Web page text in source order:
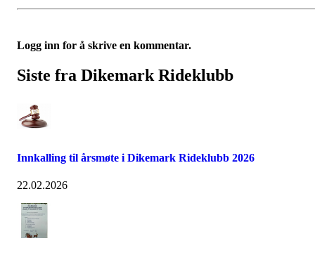
Logg inn for å skrive en kommentar.
Siste fra Dikemark Rideklubb
Innkalling til årsmøte i Dikemark Rideklubb 2026
22.02.2026